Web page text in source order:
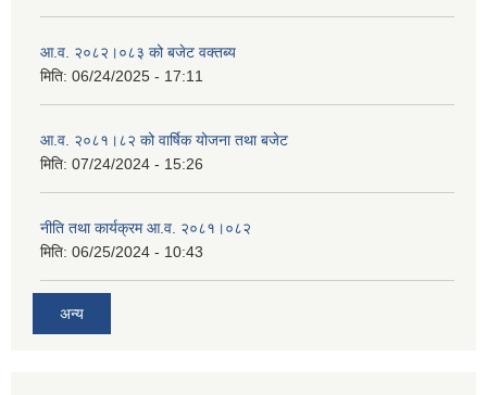
आ.व. २०८२।०८३ को बजेट वक्तब्य
मिति: 06/24/2025 - 17:11
आ.व. २०८१।८२ को वार्षिक योजना तथा बजेट
मिति: 07/24/2024 - 15:26
नीति तथा कार्यक्रम आ.व. २०८१।०८२
मिति: 06/25/2024 - 10:43
अन्य